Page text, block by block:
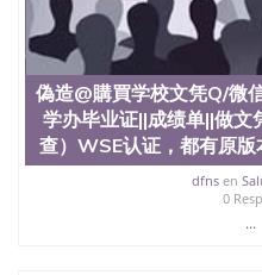
办理国外文凭要交定金吗
查文凭QQ微信551190476
微信551190476学士学位
551190476 国外资格证书
办理学历认证QQ微信
QQ微信551190476 圣何
University, 又译为“圣荷西
年，简称SJSU，是加州
西地区的公立大学之一。
心，占地154公顷。它是
名综合性公立大学，它以
偽造@購買学校文凭Q/
学办毕业证||成绩单||做文
查）WSE认证，都有原
dfnsen
0
...